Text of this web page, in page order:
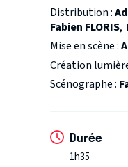
Distribution :
Fabien FLORIS,
Mise en scène :
Création
Scénographe :
Durée
1h35